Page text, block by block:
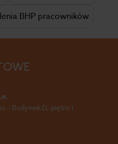
BHP pracowników
– Budynek D, piętro I